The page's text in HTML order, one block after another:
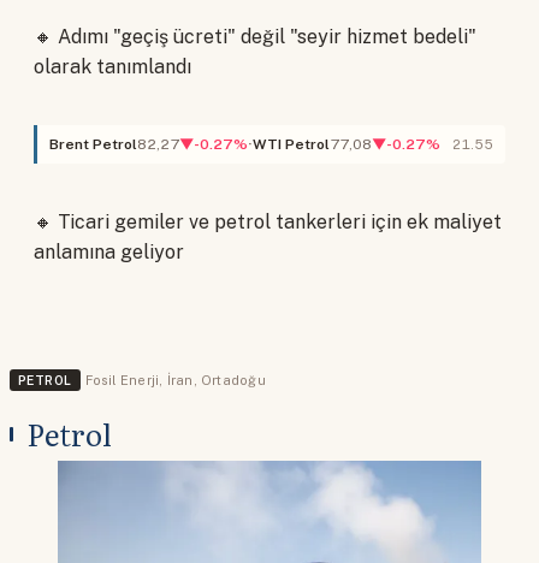
🔸 Adımı "geçiş ücreti" değil "seyir hizmet bedeli"
olarak tanımlandı
Brent Petrol82,27▼-0.27% WTI Petrol77,08▼-0.27% 21.55
🔸 Ticari gemiler ve petrol tankerleri için ek maliyet
anlamına geliyor
PETROL Fosil Enerji İran Ortadoğu
Petrol